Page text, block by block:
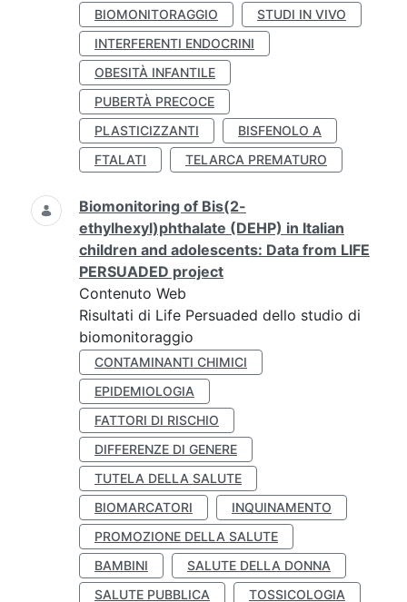
BIOMONITORAGGIO
STUDI IN VIVO
INTERFERENTI ENDOCRINI
OBESITÀ INFANTILE
PUBERTÀ PRECOCE
PLASTICIZZANTI
BISFENOLO A
FTALATI
TELARCA PREMATURO
Biomonitoring of Bis(2-
ethylhexyl)phthalate (DEHP) in Italian
children and adolescents: Data from LIFE
PERSUADED project
Contenuto Web
Risultati di Life Persuaded dello studio di
biomonitoraggio
CONTAMINANTI CHIMICI
EPIDEMIOLOGIA
FATTORI DI RISCHIO
DIFFERENZE DI GENERE
TUTELA DELLA SALUTE
BIOMARCATORI
INQUINAMENTO
PROMOZIONE DELLA SALUTE
BAMBINI
SALUTE DELLA DONNA
SALUTE PUBBLICA
TOSSICOLOGIA